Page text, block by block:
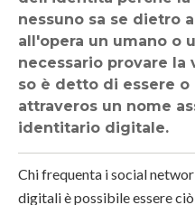
nessuno sa se dietro
all'opera un umano o
necessario provare la
so è detto di essere o
attraveros un nome
identitario digitale.
Chi frequenta i social
digitali è possibile essere